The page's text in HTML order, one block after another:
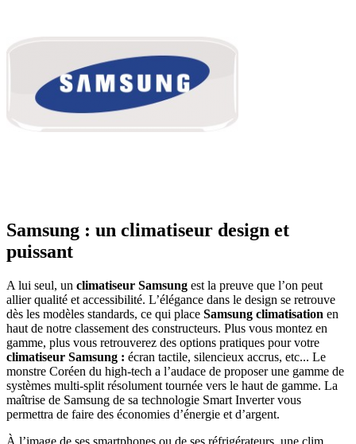
Samsung : un climatiseur design et
puissant
A lui seul, un climatiseur Samsung est la preuve que l’on peut
allier qualité et accessibilité. L’élégance dans le design se retrouve
dès les modèles standards, ce qui place Samsung climatisation en
haut de notre classement des constructeurs. Plus vous montez en
gamme, plus vous retrouverez des options pratiques pour votre
climatiseur Samsung : écran tactile, silencieux accrus, etc... Le
monstre Coréen du high-tech a l’audace de proposer une gamme de
systèmes multi-split résolument tournée vers le haut de gamme. La
maîtrise de Samsung de sa technologie Smart Inverter vous
permettra de faire des économies d’énergie et d’argent.
À l’image de ses smartphones ou de ses réfrigérateurs, une clim